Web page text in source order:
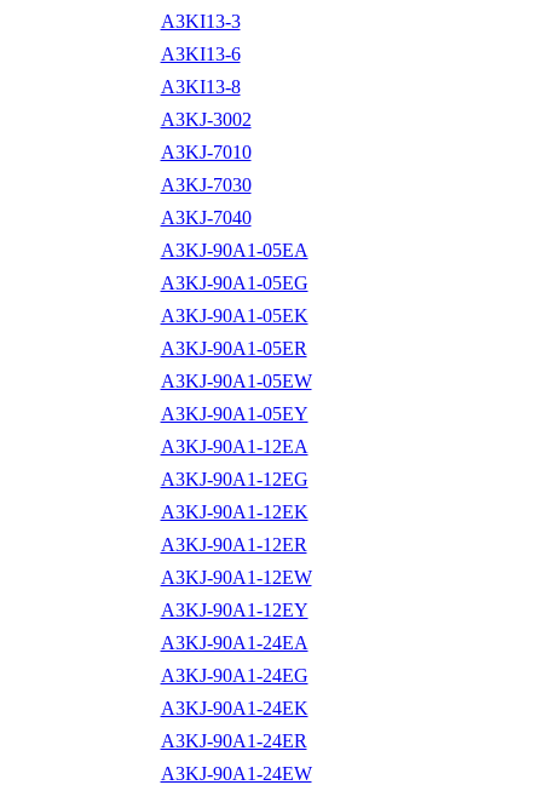
A3KI13-3
A3KI13-6
A3KI13-8
A3KJ-3002
A3KJ-7010
A3KJ-7030
A3KJ-7040
A3KJ-90A1-05EA
A3KJ-90A1-05EG
A3KJ-90A1-05EK
A3KJ-90A1-05ER
A3KJ-90A1-05EW
A3KJ-90A1-05EY
A3KJ-90A1-12EA
A3KJ-90A1-12EG
A3KJ-90A1-12EK
A3KJ-90A1-12ER
A3KJ-90A1-12EW
A3KJ-90A1-12EY
A3KJ-90A1-24EA
A3KJ-90A1-24EG
A3KJ-90A1-24EK
A3KJ-90A1-24ER
A3KJ-90A1-24EW